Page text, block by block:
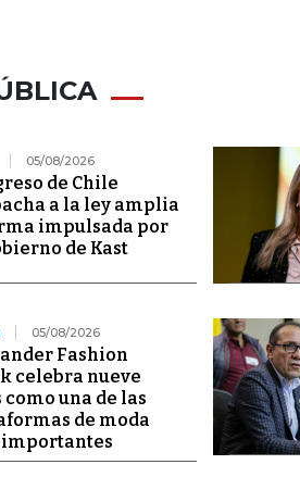
05/08/2026
de Chile
a la ley amplia
impulsada por
de Kast
05/08/2026
Fashion
celebra nueve
como una de las
de moda
importantes